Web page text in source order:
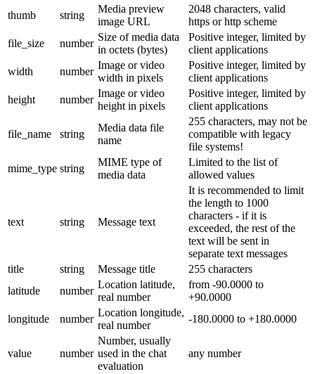
thumb
string
Media preview
image URL
2048 characters, valid
https or http scheme
file_size
number
Size of media data
in octets (bytes)
Positive integer, limited by
client applications
width
number
Image or video
width in pixels
Positive integer, limited by
client applications
height
number
Image or video
height in pixels
Positive integer, limited by
client applications
file_name string
Media data file
name
255 characters, may not be
compatible with legacy
file systems!
mime_type string
MIME type of
media data
Limited to the list of
allowed values
text string Message text
It is recommended to limit
the length to 1000
characters - if it is
exceeded, the rest of the
text will be sent in
separate text messages
title
string Message title
255 characters
latitude
number
Location latitude,
real number
from -90.0000 to
+90.0000
longitude
number
Location longitude,
real number
-180.0000 to +180.0000
value number
Number, usually
used in the chat
evaluation
any number